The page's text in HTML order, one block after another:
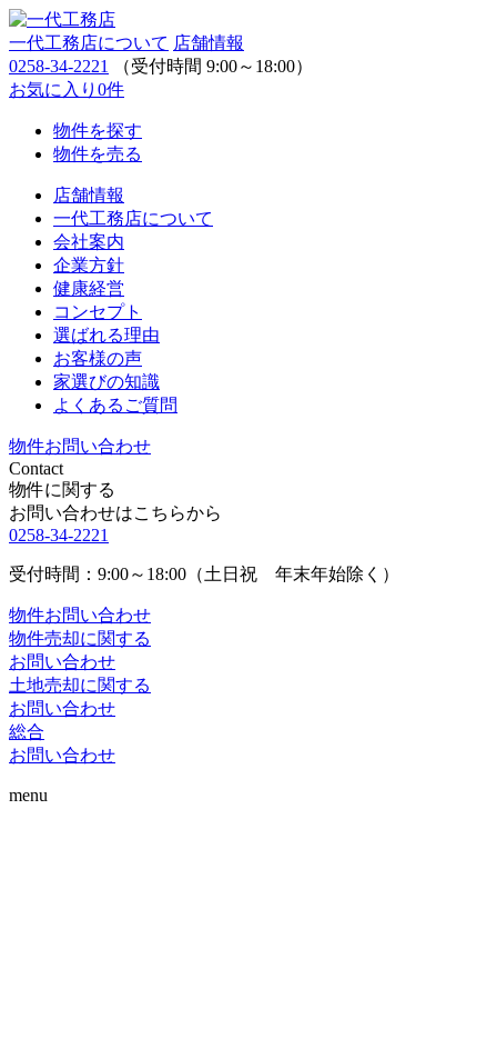
一代工務店について 店舗情報
0258-34-2221
（受付時間 9:00～18:00）
お気に入り 0件
物件を探す
物件を売る
店舗情報
一代工務店について
会社案内
企業方針
健康経営
コンセプト
選ばれる理由
お客様の声
家選びの知識
よくあるご質問
物件お問い合わせ
Contact
物件に関する
お問い合わせはこちらから
0258-34-2221
受付時間：9:00～18:00（土日祝 年末年始除く）
物件お問い合わせ
物件売却に関する
お問い合わせ
土地売却に関する
お問い合わせ
総合
お問い合わせ
menu